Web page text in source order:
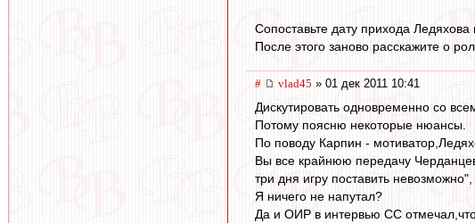
Сопоставьте дату прихода
После этого заново расскажите о
# vlad45 » 01 дек 2011 10:41
Дискутировать одновременно со
Потому поясню некоторые нюансы.
По поводу Карпин -
Вы все крайнюю передачу
три дня игру поставить
Я ничего не напутал?
Да и ОИР в интервью СС